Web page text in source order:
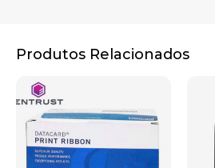
Produtos Relacionados